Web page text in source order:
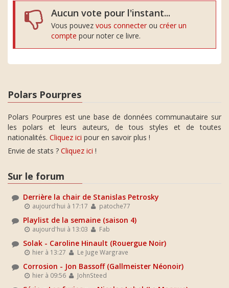
Aucun vote pour l'instant...
Vous pouvez vous connecter ou créer un
compte pour noter ce livre.
Polars Pourpres
Polars Pourpres est une base de données communautaire sur
les polars et leurs auteurs, de tous styles et de toutes
nationalités. Cliquez ici pour en savoir plus !
Envie de stats ? Cliquez ici !
Sur le forum
Derrière la chair de Stanislas Petrosky
aujourd'hui à 17:17 patoche77
Playlist de la semaine (saison 4)
aujourd'hui à 13:03 Fab
Solak - Caroline Hinault (Rouergue Noir)
hier à 13:27 Le Juge Wargrave
Corrosion - Jon Bassoff (Gallmeister Néonoir)
hier à 09:56 JohnSteed